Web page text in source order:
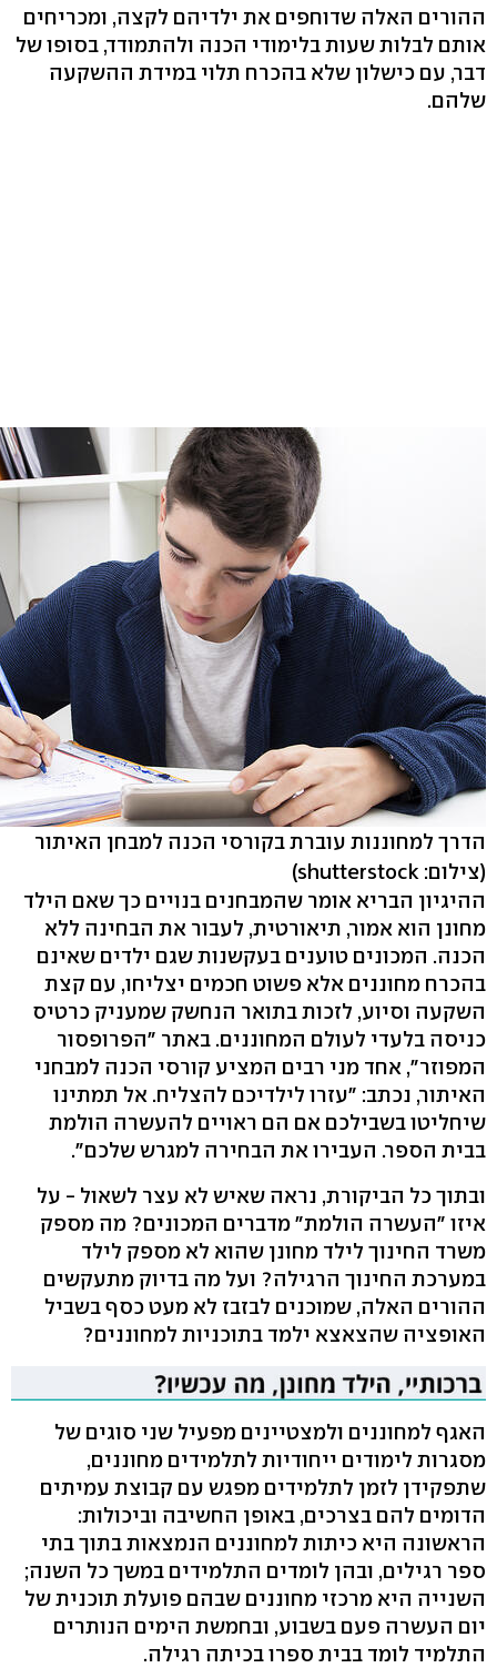
ההורים האלה שדוחפים את ילדיהם לקצה, ומכריחים
אותם לבלות שעות בלימודי הכנה ולהתמודד, בסופו של
דבר, עם כישלון שלא בהכרח תלוי במידת ההשקעה
שלהם.
הדרך למחוננות עוברת בקורסי הכנה למבחן האיתור
(צילום: shutterstock)
ההיגיון הבריא אומר שהמבחנים בנויים כך שאם הילד
מחונן הוא אמור, תיאורטית, לעבור את הבחינה ללא
הכנה. המכונים טוענים בעקשנות שגם ילדים שאינם
בהכרח מחוננים אלא פשוט חכמים יצליחו, עם קצת
השקעה וסיוע, לזכות בתואר הנחשק שמעניק כרטיס
כניסה בלעדי לעולם המחוננים. באתר "הפרופסור
המפוזר", אחד מני רבים המציע קורסי הכנה למבחני
האיתור, נכתב: "עזרו לילדיכם להצליח. אל תמתינו
שיחליטו בשבילכם אם הם ראויים להעשרה הולמת
בבית הספר. העבירו את הבחירה למגרש שלכם".
ובתוך כל הביקורת, נראה שאיש לא עצר לשאול - על
איזו "העשרה הולמת" מדברים המכונים? מה מספק
משרד החינוך לילד מחונן שהוא לא מספק לילד
במערכת החינוך הרגילה? ועל מה בדיוק מתעקשים
ההורים האלה, שמוכנים לבזבז לא מעט כסף בשביל
האופציה שהצאצא ילמד בתוכניות למחוננים?
האגף למחוננים ולמצטיינים מפעיל שני סוגים של
מסגרות לימודים ייחודיות לתלמידים מחוננים,
שתפקידן לזמן לתלמידים מפגש עם קבוצת עמיתים
הדומים להם בצרכים, באופן החשיבה וביכולות:
הראשונה היא כיתות למחוננים הנמצאות בתוך בתי
ספר רגילים, ובהן לומדים התלמידים במשך כל השנה;
השנייה היא מרכזי מחוננים שבהם פועלת תוכנית של
יום העשרה פעם בשבוע, ובחמשת הימים הנותרים
התלמיד לומד בבית ספרו בכיתה רגילה.